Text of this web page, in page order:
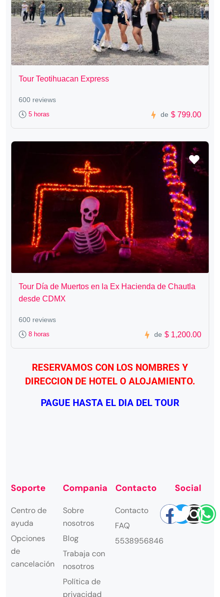
Tour Teotihuacan Express
600 reviews
5 horas de $ 799.00
Tour Día de Muertos en la Ex Hacienda de Chautla
desde CDMX
600 reviews
8 horas de $ 1,200.00
RESERVAMOS CON LOS NOMBRES Y
DIRECCION DE HOTEL O ALOJAMIENTO.
PAGUE HASTA EL DIA DEL TOUR
Soporte
Centro de
ayuda
Opciones
de
cancelación
Compania
Sobre
nosotros
Blog
Trabaja con
nosotros
Política de
privacidad
Contacto
Contacto
FAQ
5538956846
Social